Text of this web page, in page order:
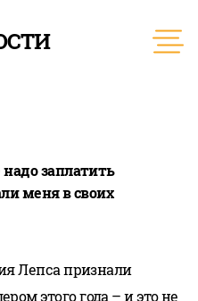
заплатить
меня в своих
Лепса признали
этого года – и это не